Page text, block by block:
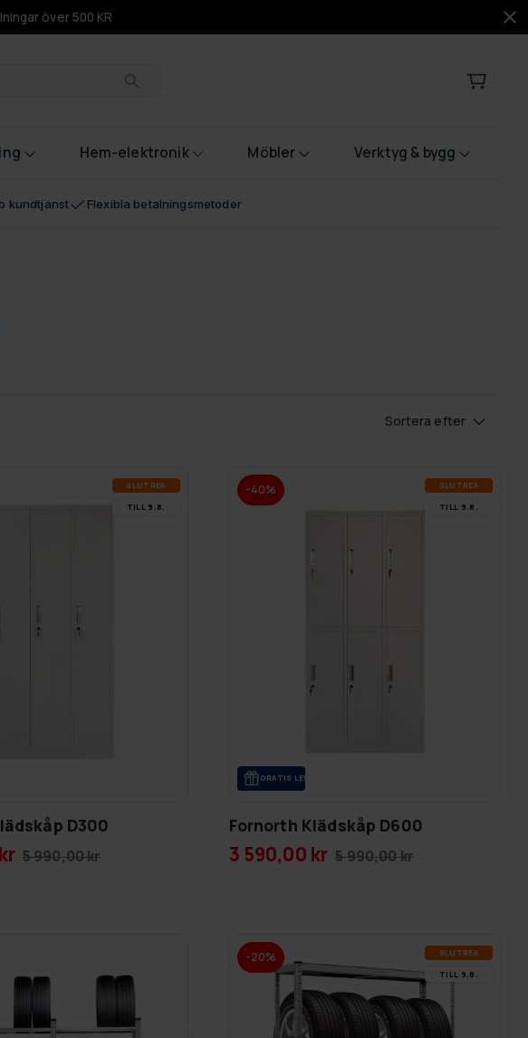
över 500 KR
Hem-elektronik Möbler Verktyg & bygg
kundtjänst Flexibla betalningsmetoder
Sortera efter
SLUT­REA
TILL 9.8.
D300
5 990,00 kr
-40% SLUT­REA
TILL 9.8.
GRA­TIS LE­VE­RANS
Fornorth Klädskåp D600
3 590,00 kr 5 990,00 kr
-20% SLUT­REA
TILL 9.8.